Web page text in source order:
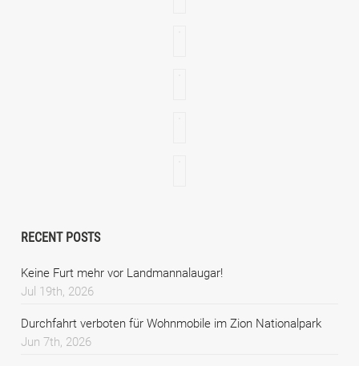
RECENT POSTS
Keine Furt mehr vor Landmannalaugar!
Jul 19th, 2026
Durchfahrt verboten für Wohnmobile im Zion Nationalpark
Jun 7th, 2026